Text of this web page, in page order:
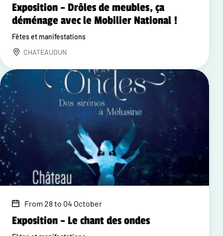
Exposition – Drôles de meubles, ça
déménage avec le Mobilier National !
Fêtes et manifestations
CHATEAUDUN
From 28 to 04 October
Exposition – Le chant des ondes